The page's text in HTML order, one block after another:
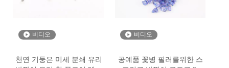
비디오
천연 기둥은 미세 분쇄 유리
비디오
공예품 꽃병 필러를위한 스